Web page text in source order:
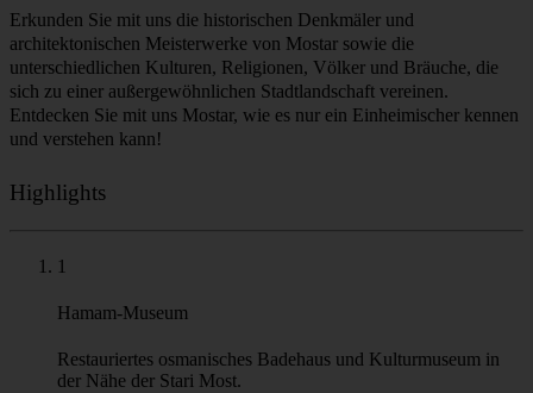
Erkunden Sie mit uns die historischen Denkmäler und
architektonischen Meisterwerke von Mostar sowie die
unterschiedlichen Kulturen, Religionen, Völker und Bräuche, die
sich zu einer außergewöhnlichen Stadtlandschaft vereinen.
Entdecken Sie mit uns Mostar, wie es nur ein Einheimischer kennen
und verstehen kann!
Highlights
1
Hamam-Museum
Restauriertes osmanisches Badehaus und Kulturmuseum in
der Nähe der Stari Most.